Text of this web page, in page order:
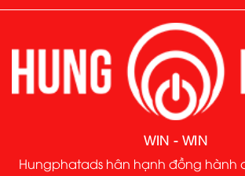
WIN - WIN
Hungphatads hân hạnh đồng hành